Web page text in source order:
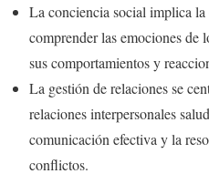
La conciencia social implica
comprender las emociones de
sus comportamientos y
La gestión de relaciones se
relaciones interpersonales
comunicación efectiva y la
conflictos.